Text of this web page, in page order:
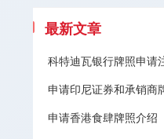
最新文章
科特迪瓦银行牌照申请
申请印尼证券和承销商
申请香港食肆牌照介绍